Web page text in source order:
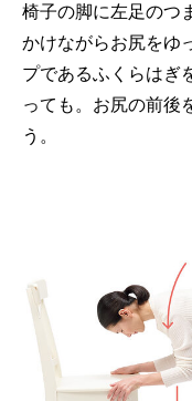
椅子の脚に左足のつ
かけながらお尻をゆ
プであるふくらはぎ
っても。お尻の前後
う。